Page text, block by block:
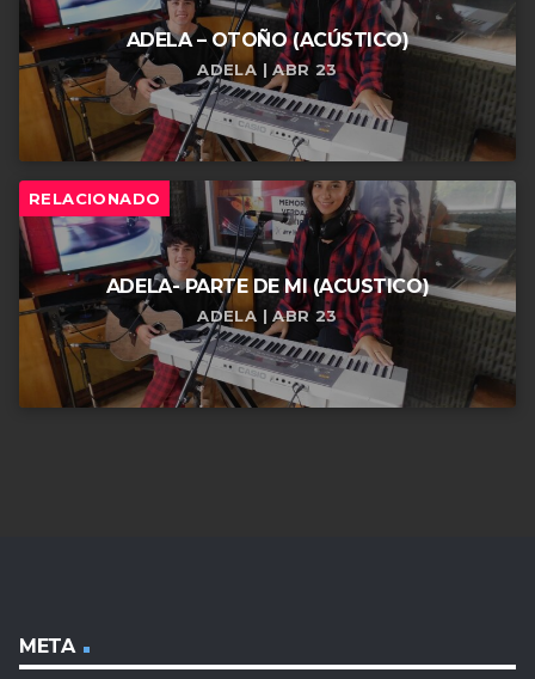
ADELA – OTOÑO (ACÚSTICO)
ADELA | ABR 23
RELACIONADO
ADELA- PARTE DE MI (ACUSTICO)
ADELA | ABR 23
META